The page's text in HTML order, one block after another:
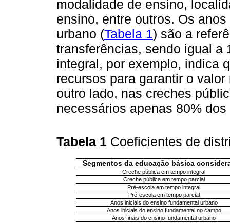
modalidade de ensino,
ensino, entre outros. Os
urbano (Tabela 1) são a
transferências, sendo igual a
integral, por exemplo, indica
recursos para garantir o
outro lado, nas creches
necessários apenas 80%
Tabela 1 Coeficientes de
Segmentos da educação básica
Creche pública em tempo integral
Creche pública em tempo parcial
Pré-escola em tempo integral
Pré-escola em tempo parcial
Anos iniciais do ensino fundamental urbano
Anos iniciais do ensino fundamental no campo
Anos finais do ensino fundamental urbano